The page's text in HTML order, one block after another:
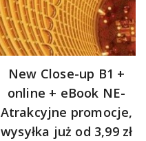
New Close-up B1 +
online + eBook NE-
Atrakcyjne promocje,
wysyłka już od 3,99 zł